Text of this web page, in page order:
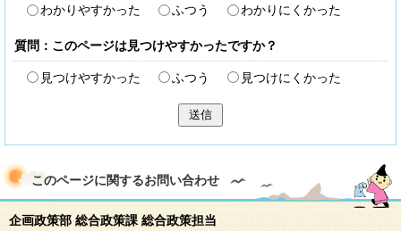
わかりやすかった ふつう わかりにくかった
質問：このページは見つけやすかったですか？
見つけやすかった ふつう 見つけにくかった
送信
このページに関するお問い合わせ
企画政策部 総合政策課 総合政策担当